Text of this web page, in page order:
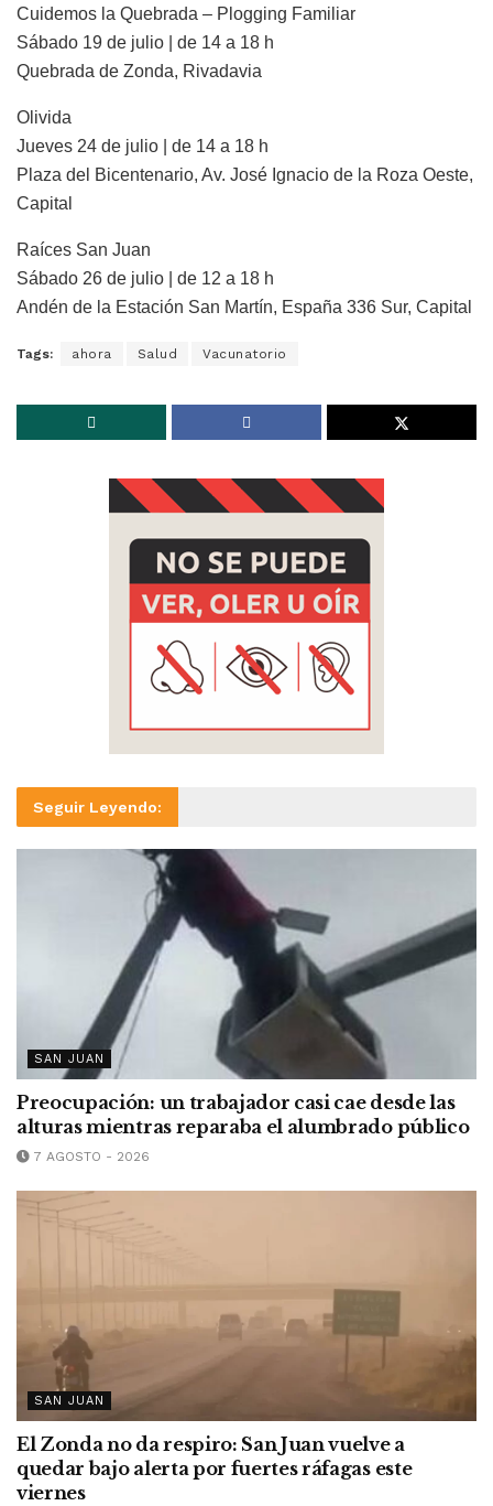
Cuidemos la Quebrada – Plogging Familiar
Sábado 19 de julio | de 14 a 18 h
Quebrada de Zonda, Rivadavia
Olivida
Jueves 24 de julio | de 14 a 18 h
Plaza del Bicentenario, Av. José Ignacio de la Roza Oeste,
Capital
Raíces San Juan
Sábado 26 de julio | de 12 a 18 h
Andén de la Estación San Martín, España 336 Sur, Capital
Tags: ahora Salud Vacunatorio
Seguir Leyendo:
SAN JUAN
Preocupación: un trabajador casi cae desde las
alturas mientras reparaba el alumbrado público
7 AGOSTO - 2026
SAN JUAN
El Zonda no da respiro: San Juan vuelve a
quedar bajo alerta por fuertes ráfagas este
viernes